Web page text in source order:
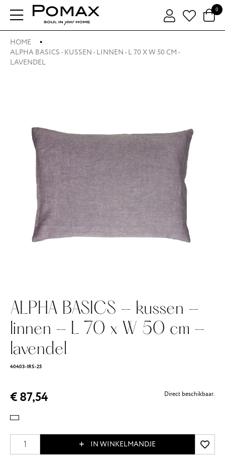
0
HOME
ALPHA BASICS - KUSSEN - LINNEN - L 70 X W 50 CM -
LAVENDEL
ALPHA BASICS - kussen -
linnen - L 70 x W 50 cm -
lavendel
40403-IRS-25
€ 87,54 Direct beschikbaar.
IN WINKELMANDJE